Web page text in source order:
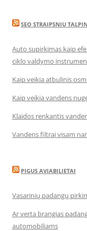
SEO STRAIPSNIU
Auto supirkimas kaip
ciklo valdymo
Kaip veikia atbulinis
Kaip veikia vandens
Klaidos renkantis
Vandens filtrai visam
PIGUS AVIABILIETAI
Vasarinių padangų
Ar verta brangias
automobiliams